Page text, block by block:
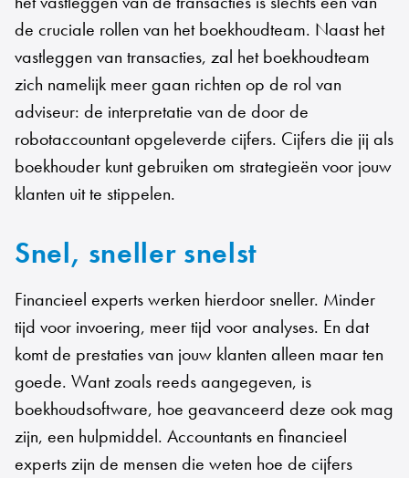
de cruciale rollen van het boekhoudteam. Naast het
vastleggen van transacties, zal het boekhoudteam
zich namelijk meer gaan richten op de rol van
adviseur: de interpretatie van de door de
robotaccountant opgeleverde cijfers. Cijfers die jij als
boekhouder kunt gebruiken om strategieën voor jouw
klanten uit te stippelen.
Snel, sneller snelst
Financieel experts werken hierdoor sneller. Minder
tijd voor invoering, meer tijd voor analyses. En dat
komt de prestaties van jouw klanten alleen maar ten
goede. Want zoals reeds aangegeven, is
boekhoudsoftware, hoe geavanceerd deze ook mag
zijn, een hulpmiddel. Accountants en financieel
experts zijn de mensen die weten hoe de cijfers